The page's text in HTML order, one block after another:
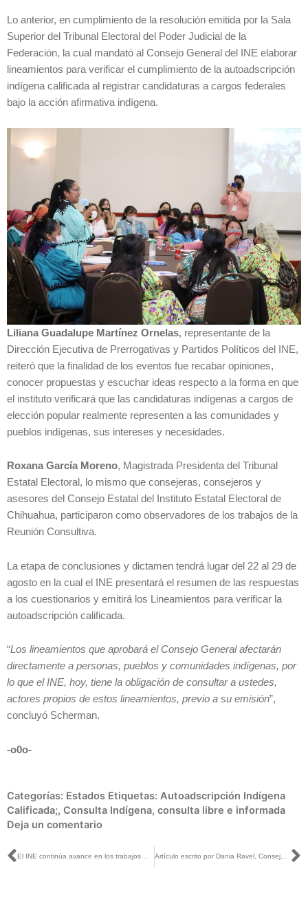
Lo anterior, en cumplimiento de la resolución emitida por la Sala
Superior del Tribunal Electoral del Poder Judicial de la
Federación, la cual mandató al Consejo General del INE elaborar
lineamientos para verificar el cumplimiento de la autoadscripción
indígena calificada al registrar candidaturas a cargos federales
bajo la acción afirmativa indígena.
Liliana Guadalupe Martínez Ornelas, representante de la
Dirección Ejecutiva de Prerrogativas y Partidos Políticos del INE,
reiteró que la finalidad de los eventos fue recabar opiniones,
conocer propuestas y escuchar ideas respecto a la forma en que
el instituto verificará que las candidaturas indígenas a cargos de
elección popular realmente representen a las comunidades y
pueblos indígenas, sus intereses y necesidades.
Roxana García Moreno, Magistrada Presidenta del Tribunal
Estatal Electoral, lo mismo que consejeras, consejeros y
asesores del Consejo Estatal del Instituto Estatal Electoral de
Chihuahua, participaron como observadores de los trabajos de la
Reunión Consultiva.
La etapa de conclusiones y dictamen tendrá lugar del 22 al 29 de
agosto en la cual el INE presentará el resumen de las respuestas
a los cuestionarios y emitirá los Lineamientos para verificar la
autoadscripción calificada.
“Los lineamientos que aprobará el Consejo General afectarán
directamente a personas, pueblos y comunidades indígenas, por
lo que el INE, hoy, tiene la obligación de consultar a ustedes,
actores propios de estos lineamientos, previo a su emisión”,
concluyó Scherman.
-o0o-
Categorías: Estados Etiquetas: Autoadscripción Indígena
Calificada;, Consulta Indígena, consulta libre e informada
Deja un comentario
Ant El INE continúa avance en los trabajos de distritación federal y local en el país: Lorenzo Córdova Artículo escrito por Dania Ravel, Consejera Electoral del INE, titulado: «Voto presencial en embajadas y consulados: avances para el voto migrante», publicado en El Heraldo de México